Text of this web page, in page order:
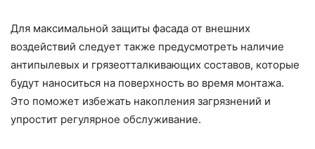
Для максимальной защиты фасада от внешних
воздействий следует также предусмотреть наличие
антипылевых и грязеотталкивающих составов, которые
будут наноситься на поверхность во время монтажа.
Это поможет избежать накопления загрязнений и
упростит регулярное обслуживание.